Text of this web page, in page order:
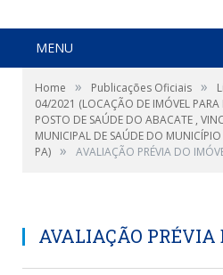
MENU
Home » Publicações Oficiais »
04/2021 (LOCAÇÃO DE IMÓVEL
POSTO DE SAÚDE DO ABACATE ,
MUNICIPAL DE SAÚDE DO
PA) » AVALIAÇÃO PRÉVIA DO
AVALIAÇÃO PRÉVIA